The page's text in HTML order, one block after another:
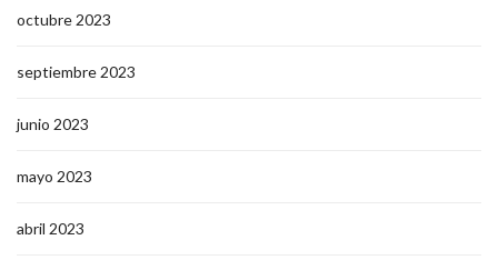
octubre 2023
septiembre 2023
junio 2023
mayo 2023
abril 2023